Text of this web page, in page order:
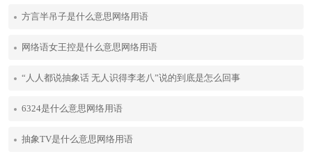
方言半吊子是什么意思网络用语
网络语女王控是什么意思网络用语
“人人都说抽象话 无人识得李老八”说的到底是怎么回事
6324是什么意思网络用语
抽象TV是什么意思网络用语